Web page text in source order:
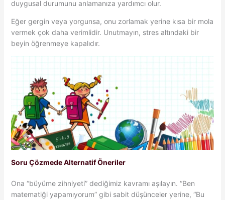
duygusal durumunu anlamanıza yardımcı olur.
Eğer gergin veya yorgunsa, onu zorlamak yerine kısa bir mola
vermek çok daha verimlidir. Unutmayın, stres altındaki bir
beyin öğrenmeye kapalıdır.
Soru Çözmede Alternatif Öneriler
Ona “büyüme zihniyeti” dediğimiz kavramı aşılayın. “Ben
matematiği yapamıyorum” gibi sabit düşünceler yerine, “Bu